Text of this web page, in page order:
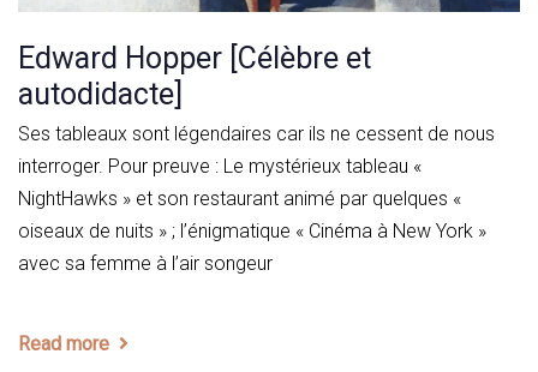
Edward Hopper [Célèbre et
autodidacte]
Ses tableaux sont légendaires car ils ne cessent de nous
interroger. Pour preuve : Le mystérieux tableau «
NightHawks » et son restaurant animé par quelques «
oiseaux de nuits » ; l’énigmatique « Cinéma à New York »
avec sa femme à l’air songeur
Read more